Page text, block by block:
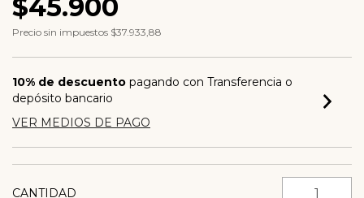
$45.900
Precio sin impuestos $37.933,88
10% de descuento pagando con Transferencia o
depósito bancario
VER MEDIOS DE PAGO
CANTIDAD